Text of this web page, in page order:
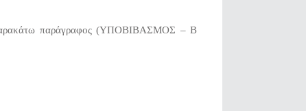
παράγραφος (ΥΠΟΒΙΒΑΣΜΟΣ – Β